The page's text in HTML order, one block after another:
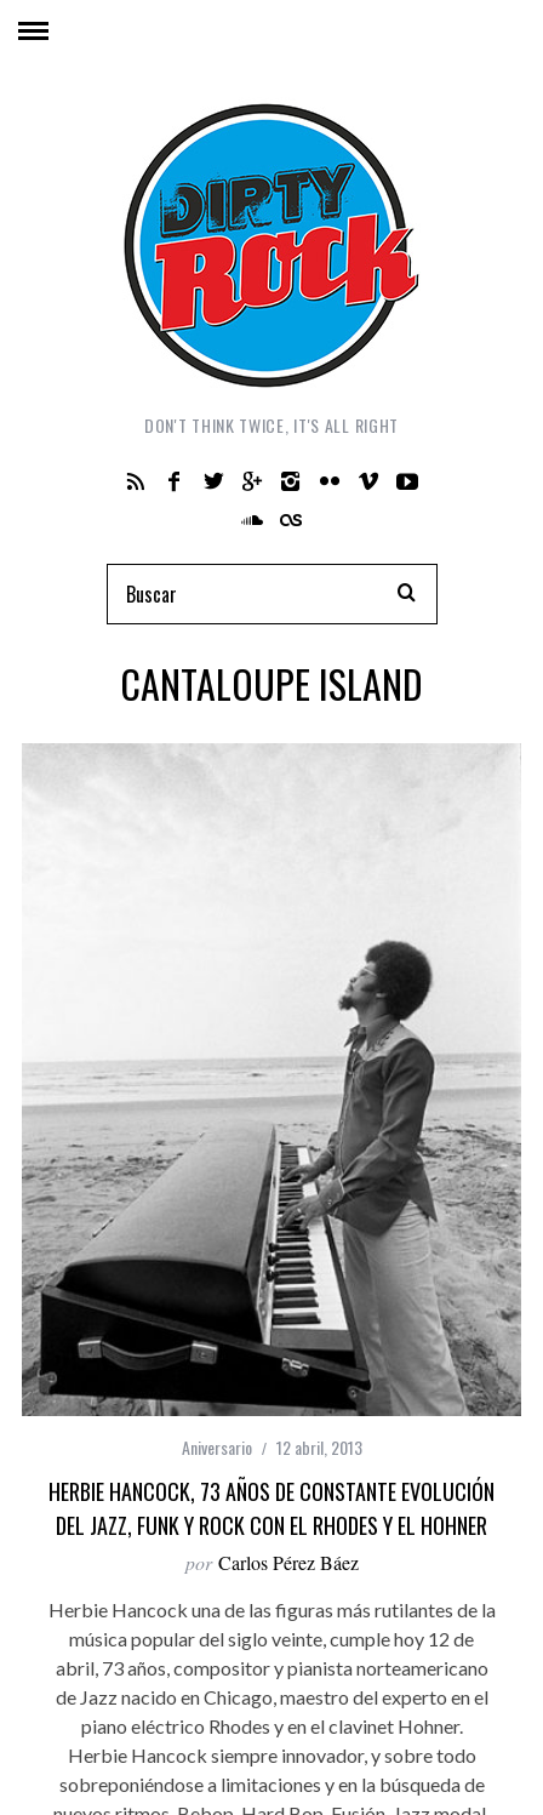
DON'T THINK TWICE, IT'S ALL RIGHT
CANTALOUPE ISLAND
Aniversario 12 abril, 2013
HERBIE HANCOCK, 73 AÑOS DE CONSTANTE EVOLUCIÓN
DEL JAZZ, FUNK Y ROCK CON EL RHODES Y EL HOHNER
por Carlos Pérez Báez
Herbie Hancock una de las figuras más rutilantes de la
música popular del siglo veinte, cumple hoy 12 de
abril, 73 años, compositor y pianista norteamericano
de Jazz nacido en Chicago, maestro del experto en el
piano eléctrico Rhodes y en el clavinet Hohner.
Herbie Hancock siempre innovador, y sobre todo
sobreponiéndose a limitaciones y en la búsqueda de